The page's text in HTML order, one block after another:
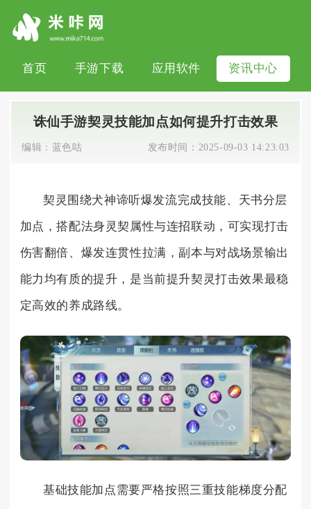
首页 手游下载 应用软件 资讯中心
诛仙手游契灵技能加点如何提升打击效果
编辑： 蓝色咕 发布时间： 2025-09-03 14:23:03
契灵围绕犬神谛听爆发流完成技能、天书分层
加点，搭配法身灵契属性与连招联动，可实现打击
伤害翻倍、爆发连贯性拉满，副本与对战场景输出
能力均有质的提升，是当前提升契灵打击效果最稳
定高效的养成路线。
基础技能加点需要严格按照三重技能梯度分配